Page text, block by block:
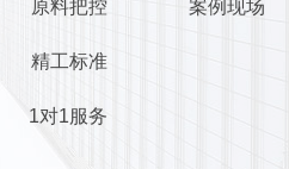
原料把控
精工标准
1对1服务
案例现场